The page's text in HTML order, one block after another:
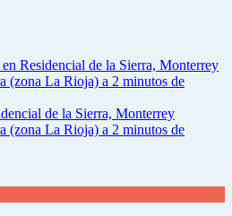
de la Sierra, Monterrey
(zona La Rioja) a 2 minutos de